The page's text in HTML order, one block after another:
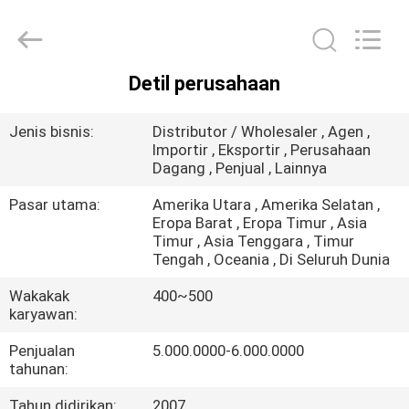
VIDEO
KITA
WISATA
PABRIK
Enterprise
Management
Detil perusahaan
Jenis bisnis:
Distributor / Wholesaler , Agen ,
Importir , Eksportir , Perusahaan
Dagang , Penjual , Lainnya
Pasar utama:
Amerika Utara , Amerika Selatan ,
Eropa Barat , Eropa Timur , Asia
Timur , Asia Tenggara , Timur
Tengah , Oceania , Di Seluruh Dunia
Wakakak
karyawan:
400~500
Penjualan
tahunan:
5.000.0000-6.000.0000
Tahun didirikan:
2007